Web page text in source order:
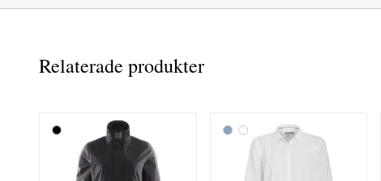
Relaterade produkter